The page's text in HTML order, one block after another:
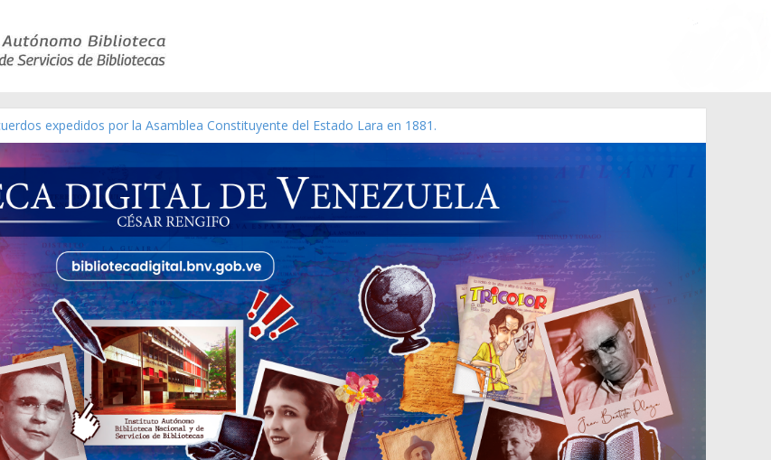
expedidos por la Asamblea Constituyente del Estado Lara en 1881.
gráfico]
de Venezuela año CXXXIII Mes V, Caracas 09 de marzo de 2006 N° 38.394
de Modesta Bor